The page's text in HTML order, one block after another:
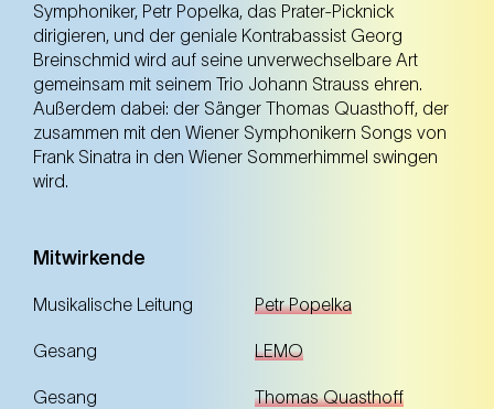
Symphoniker, Petr Popelka, das Prater-Picknick
dirigieren, und der geniale Kontrabassist Georg
Breinschmid wird auf seine unverwechselbare Art
gemeinsam mit seinem Trio Johann Strauss ehren.
Außerdem dabei: der Sänger Thomas Quasthoff, der
zusammen mit den Wiener Symphonikern Songs von
Frank Sinatra in den Wiener Sommerhimmel swingen
wird.
Mitwirkende
Musikalische Leitung Petr Popelka
Gesang LEMO
Gesang Thomas Quasthoff